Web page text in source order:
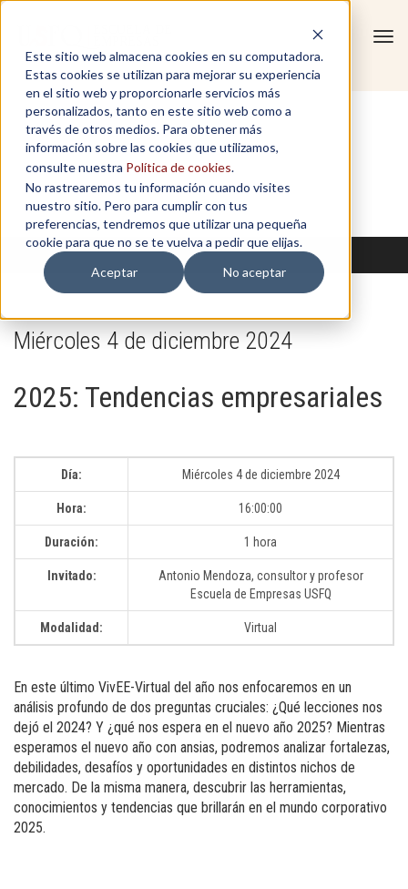
Este sitio web almacena cookies en su computadora.
Estas cookies se utilizan para mejorar su experiencia
en el sitio web y proporcionarle servicios más
personalizados, tanto en este sitio web como a
través de otros medios. Para obtener más
información sobre las cookies que utilizamos,
consulte nuestra Política de cookies.
No rastrearemos tu información cuando visites
nuestro sitio. Pero para cumplir con tus
preferencias, tendremos que utilizar una pequeña
cookie para que no se te vuelva a pedir que elijas.
Aceptar
No aceptar
Miércoles 4 de diciembre 2024
2025: Tendencias empresariales
Día: Miércoles 4 de diciembre 2024
Hora: 16:00:00
Duración: 1 hora
Invitado:
Antonio Mendoza, consultor y profesor
Escuela de Empresas USFQ
Modalidad: Virtual
En este último VivEE-Virtual del año nos enfocaremos en un
análisis profundo de dos preguntas cruciales: ¿Qué lecciones nos
dejó el 2024? Y ¿qué nos espera en el nuevo año 2025? Mientras
esperamos el nuevo año con ansias, podremos analizar fortalezas,
debilidades, desafíos y oportunidades en distintos nichos de
mercado. De la misma manera, descubrir las herramientas,
conocimientos y tendencias que brillarán en el mundo corporativo
2025.